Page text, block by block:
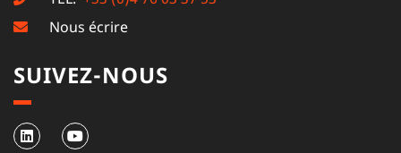
Nous écrire
SUIVEZ-NOUS